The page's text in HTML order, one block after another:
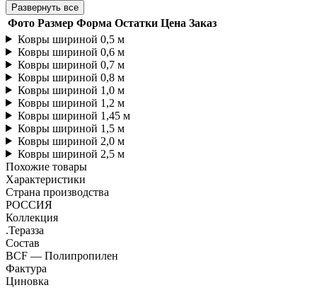
Развернуть все
Фото Размер Форма Остатки Цена Заказ
Ковры шириной 0,5 м
Ковры шириной 0,6 м
Ковры шириной 0,7 м
Ковры шириной 0,8 м
Ковры шириной 1,0 м
Ковры шириной 1,2 м
Ковры шириной 1,45 м
Ковры шириной 1,5 м
Ковры шириной 2,0 м
Ковры шириной 2,5 м
Похожие товары
Характеристики
Страна производства
РОССИЯ
Коллекция
.Теразза
Состав
BCF — Полипропилен
Фактура
Циновка